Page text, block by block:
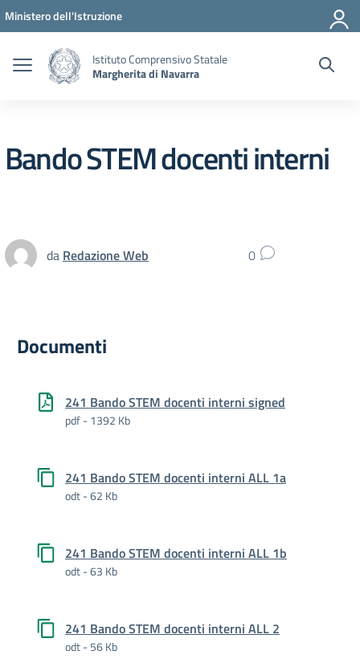
Vai ai contenuti
Vai al menu di navigazione
Vai al footer
Ministero dell'Istruzione
Istituto Comprensivo Statale
Margherita di Navarra
Bando STEM docenti interni
da Redazione Web 0
Documenti
241 Bando STEM docenti interni signed
pdf - 1392 Kb
241 Bando STEM docenti interni ALL 1a
odt - 62 Kb
241 Bando STEM docenti interni ALL 1b
odt - 63 Kb
241 Bando STEM docenti interni ALL 2
odt - 56 Kb